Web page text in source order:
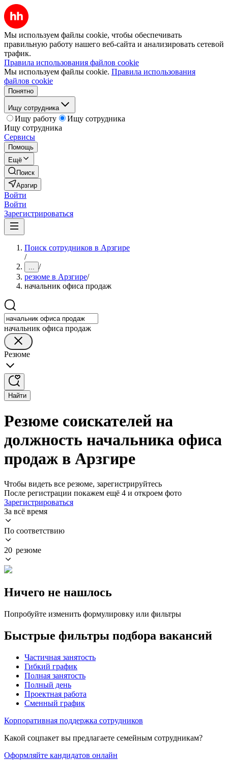
Мы используем файлы cookie, чтобы обеспечивать
правильную работу нашего веб-сайта и анализировать сетевой
трафик.
Правила использования файлов cookie
Мы используем файлы cookie. Правила использования
файлов cookie
Понятно
Ищу сотрудника
Ищу работу
Ищу сотрудника
Ищу сотрудника
Сервисы
Помощь
Ещё
Поиск
Арзгир
Войти
Войти
Зарегистрироваться
Поиск сотрудников в Арзгире
/
... /
резюме в Арзгире/
начальник офиса продаж
начальник офиса продаж
Резюме
Найти
Резюме соискателей на
должность начальника офиса
продаж в Арзгире
Чтобы видеть все резюме, зарегистрируйтесь
После регистрации покажем ещё 4 и откроем фото
Зарегистрироваться
За всё время
По соответствию
20 резюме
Ничего не нашлось
Попробуйте изменить формулировку или фильтры
Быстрые фильтры подбора вакансий
Частичная занятость
Гибкий график
Полная занятость
Полный день
Проектная работа
Сменный график
Корпоративная поддержка сотрудников
Какой соцпакет вы предлагаете семейным сотрудникам?
Оформляйте кандидатов онлайн